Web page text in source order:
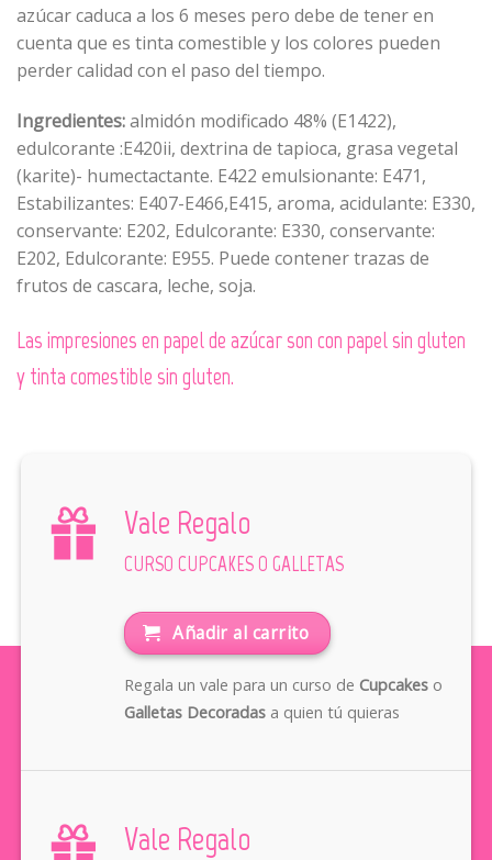
azúcar caduca a los 6 meses pero debe de tener en
cuenta que es tinta comestible y los colores pueden
perder calidad con el paso del tiempo.
Ingredientes:almidón modificado 48% (E1422),
edulcorante :E420ii, dextrina de tapioca, grasa vegetal
(karite)- humectactante. E422 emulsionante: E471,
Estabilizantes: E407-E466,E415, aroma, acidulante: E330,
conservante: E202, Edulcorante: E330, conservante:
E202, Edulcorante: E955. Puede contener trazas de
frutos de cascara, leche, soja.
Las impresiones en papel de azúcar son con papel sin gluten
y tinta comestible sin gluten.
Vale Regalo
CURSO CUPCAKES O GALLETAS
Añadir al carrito
Regala un vale para un curso de Cupcakeso
Galletas Decoradasa quien tú quieras
Vale Regalo